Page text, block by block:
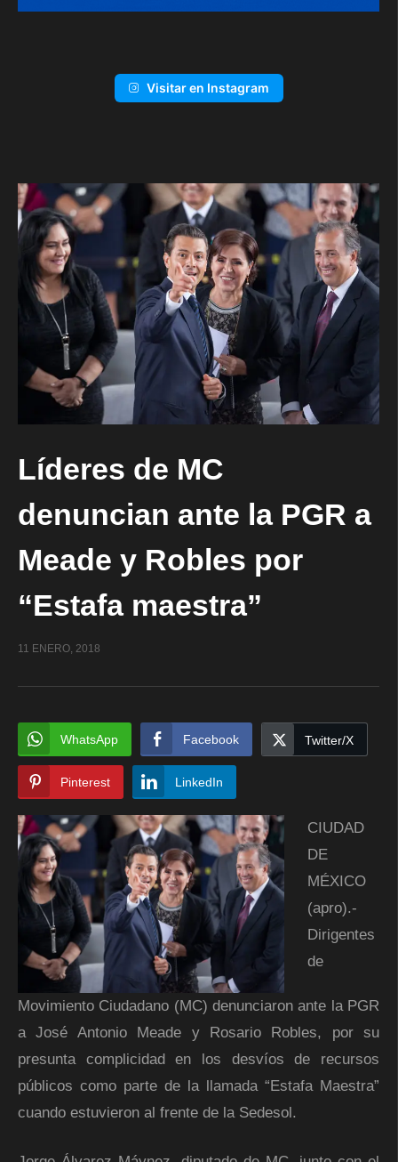
Visitar en Instagram
Líderes de MC
denuncian ante la PGR a
Meade y Robles por
“Estafa maestra”
11 ENERO, 2018
WhatsApp Facebook Twitter/X
Pinterest LinkedIn
CIUDAD
DE
MÉXICO
(apro).-
Dirigentes
de
Movimiento Ciudadano (MC) denunciaron ante la PGR
a José Antonio Meade y Rosario Robles, por su
presunta complicidad en los desvíos de recursos
públicos como parte de la llamada “Estafa Maestra”
cuando estuvieron al frente de la Sedesol.